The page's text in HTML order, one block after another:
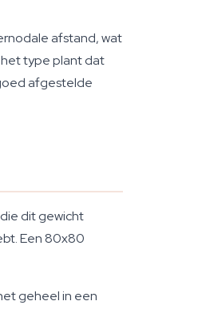
afstand, wat
type plant dat
afgestelde
dit gewicht
Een 80x80
geheel in een